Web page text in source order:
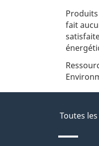
Armwood Windows and
Artik Produits de
fenestration inc (122)
Artik Produits de
ASAP Windows & Doors
Astra Fenestration (33)
fait
Toutes